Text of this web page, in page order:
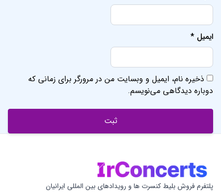
ایمیل *
ذخیره نام، ایمیل و وبسایت من در مرورگر برای زمانی که
دوباره دیدگاهی می‌نویسم.
پلتفرم فروش بلیط کنسرت ها و رویدادهای بین المللی ایرانیان